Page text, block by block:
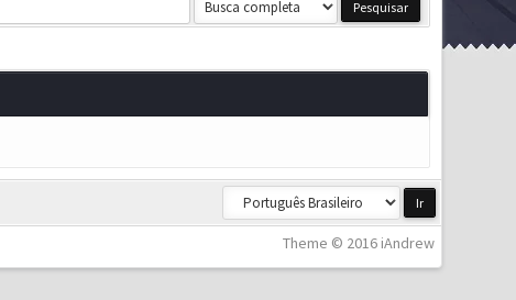
Theme © 2016 iAndrew